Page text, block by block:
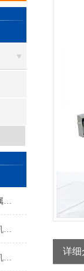
自动皮带输送宠物粮高精度金属检测机生产厂家
管道式食品药品自动金属检测机支持定制
自动皮带输送中草药金属检测机操作简单
详细